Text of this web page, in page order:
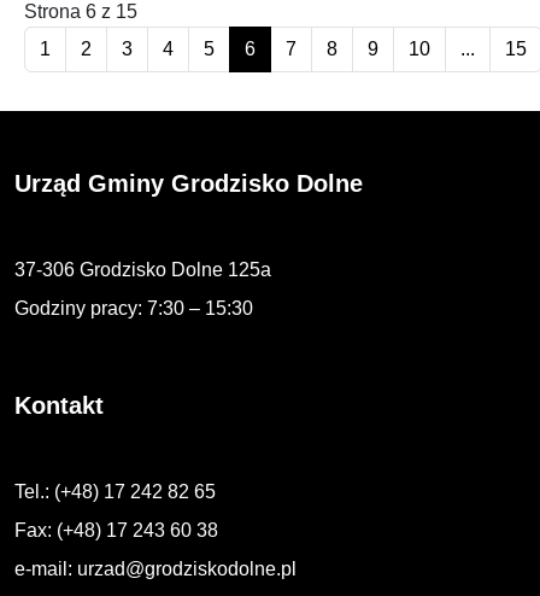
Strona 6 z 15
1
2 3 4 5 6 7 8 9 10 ... 15
Urząd Gminy Grodzisko Dolne
37-306 Grodzisko Dolne 125a
Godziny pracy: 7:30 – 15:30
Kontakt
Tel.: (+48) 17 242 82 65
Fax: (+48) 17 243 60 38
e-mail: urzad@grodziskodolne.pl